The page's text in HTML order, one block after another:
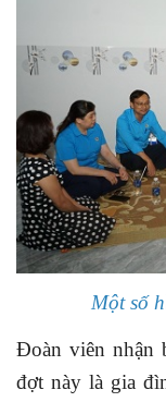
Một số
Đoàn viên nhận
đợt này là gia